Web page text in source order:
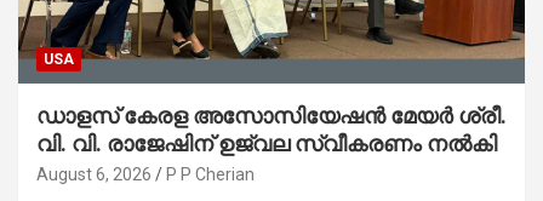
USA
ഡാളസ് കേരള അസോസിയേഷൻ മേയർ ശ്രീ.
വി. വി. രാജേഷിന് ഉജ്വല സ്വീകരണം നൽകി
August 6, 2026 P P Cherian